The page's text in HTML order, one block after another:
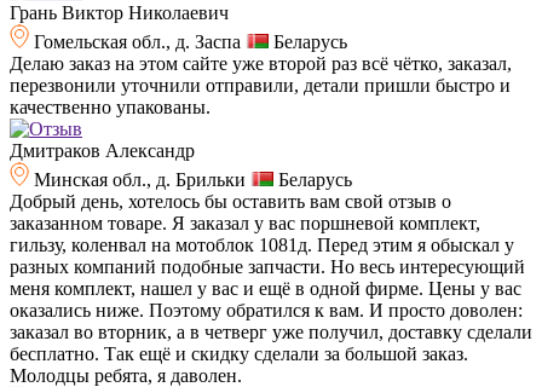
Грань Виктор Николаевич
Гомельская обл., д. Заспа
Беларусь
Делаю заказ на этом сайте уже второй раз всё чётко, заказал,
перезвонили уточнили отправили, детали пришли быстро и
качественно упакованы.
Дмитраков Александр
Минская обл., д. Брильки
Беларусь
Добрый день, хотелось бы оставить вам свой отзыв о
заказанном товаре. Я заказал у вас поршневой комплект,
гильзу, коленвал на мотоблок 1081д. Перед этим я обыскал у
разных компаний подобные запчасти. Но весь интересующий
меня комплект, нашел у вас и ещё в одной фирме. Цены у вас
оказались ниже. Поэтому обратился к вам. И просто доволен:
заказал во вторник, а в четверг уже получил, доставку сделали
бесплатно. Так ещё и скидку сделали за большой заказ.
Молодцы ребята, я даволен.